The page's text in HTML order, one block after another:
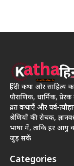
हिंदी कथा और
पौराणिक, धार्मिक,
व्रत कथाएँ और पर्व-
श्रेणियों की रोचक,
भाषा में, ताकि हर आयु
जुड़ सकें
Categories